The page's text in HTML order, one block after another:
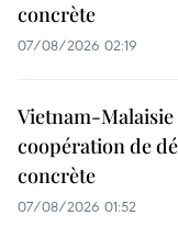
concrète
07/08/2026 02:19
Vietnam-Malaisie
coopération de
concrète
07/08/2026 01:52